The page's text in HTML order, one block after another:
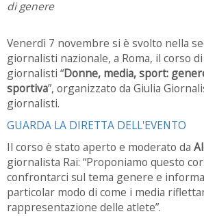
di genere
Venerdì 7 novembre si è svolto nella
giornalisti nazionale, a Roma, il corso
giornalisti “Donne, media, sport:
sportiva”, organizzato da Giulia
giornalisti.
GUARDA LA DIRETTA DELL'EVENTO
Il corso è stato aperto e moderato da
giornalista Rai: “Proponiamo questo
confrontarci sul tema genere e
particolar modo di come i media
rappresentazione delle atlete”.